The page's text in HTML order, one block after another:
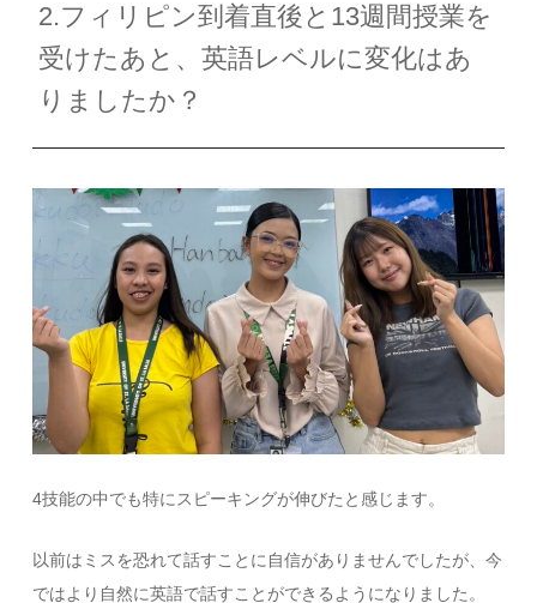
2.フィリピン到着直後と13週間授業を
受けたあと、英語レベルに変化はあ
りましたか？
4技能の中でも特にスピーキングが伸びたと感じます。
以前はミスを恐れて話すことに自信がありませんでしたが、今
ではより自然に英語で話すことができるようになりました。